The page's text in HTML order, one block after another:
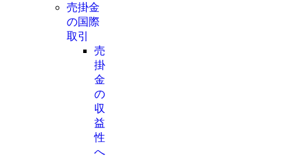
売掛金
の国際
取引
売
掛
金
の
収
益
性
へ